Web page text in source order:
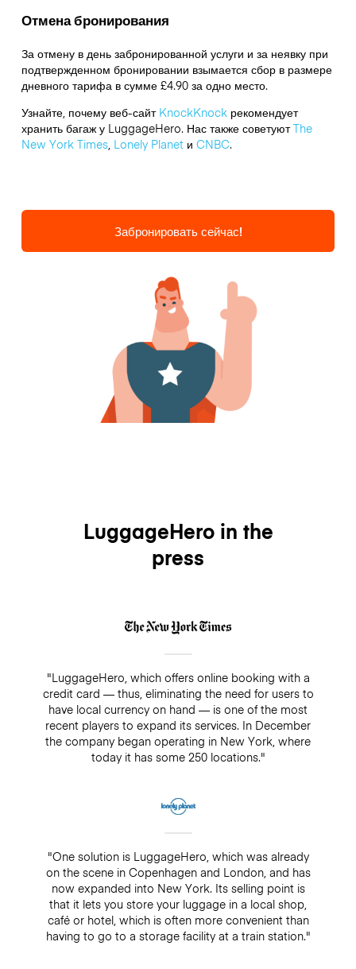
Отмена бронирования
За отмену в день забронированной услуги и за неявку при
подтвержденном бронировании взымается сбор в размере
дневного тарифа в сумме £4.90 за одно место.
Узнайте, почему веб-сайт KnockKnockрекомендует
хранить багаж у LuggageHero. Нас также советуютThe
New York Times, Lonely Planetи CNBC.
Забронировать сейчас!
LuggageHero in the
press
"LuggageHero, which offers online booking with a
credit card — thus, eliminating the need for users to
have local currency on hand — is one of the most
recent players to expand its services. In December
the company began operating in New York, where
today it has some 250 locations."
"One solution is LuggageHero, which was already
on the scene in Copenhagen and London, and has
now expanded into New York. Its selling point is
that it lets you store your luggage in a local shop,
café or hotel, which is often more convenient than
having to go to a storage facility at a train station."